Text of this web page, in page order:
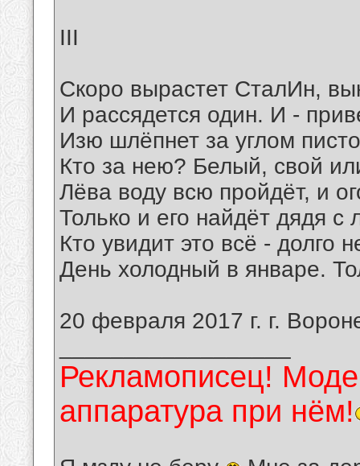
III
Скоро вырастет СталИн,
И рассядется один. И -
Изю шлёпнет за углом
Кто за нею? Белый, свой
Лёва воду всю пройдёт, и
Только и его найдёт дядя с
Кто увидит это всё - долго
День холодный в январе.
20 февраля 2017 г. г.
Рекламописец!
аппаратура при нём!